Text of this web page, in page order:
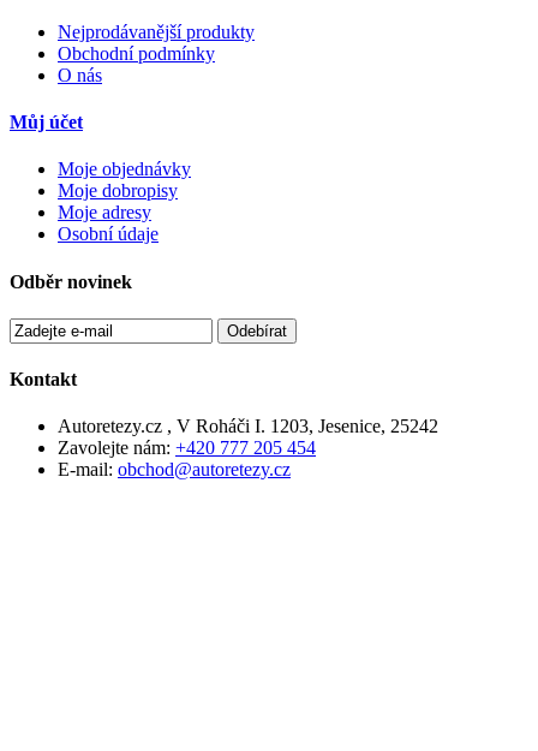
Nejprodávanější produkty
Obchodní podmínky
O nás
Můj účet
Moje objednávky
Moje dobropisy
Moje adresy
Osobní údaje
Odběr novinek
Odebírat
Kontakt
Autoretezy.cz , V Roháči I. 1203, Jesenice, 25242
Zavolejte nám: +420 777 205 454
E-mail: obchod@autoretezy.cz